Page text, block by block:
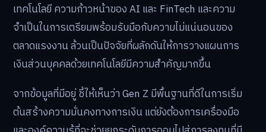
เทคโนโลยี ความก้าวหน้าของ AI และ FinTech และความ
จำเป็นในการเตรียมพร้อมรับมือกับความไม่แน่นอนของ
ตลาดแรงงาน ล้วนเป็นปัจจัยที่ผลักดันให้การวางแผนการ
เงินส่วนบุคคลด้วยเทคโนโลยีมีความสำคัญมากขึ้น
จากข้อมูลที่มีอยู่ ชี้ให้เห็นว่า Gen Z มีพื้นฐานที่ดีในการเริ่ม
ต้นสร้างความมั่นคงทางการเงิน แต่ยังต้องการเครื่องมือ